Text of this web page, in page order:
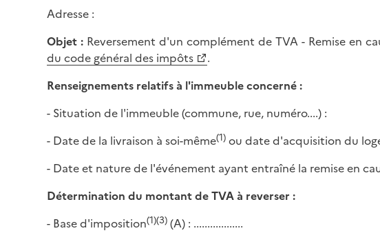
Adresse :
Objet : Reversement d'un complément de TVA - Remise en
du code général des impôts
.
Renseignements relatifs à l'immeuble concerné :
- Situation de l'immeuble (commune, rue, numéro....) :
- Date de la livraison à soi-même(1) ou date d'acquisition du
- Date et nature de l'événement ayant entraîné la remise en
Détermination du montant de TVA à reverser :
- Base d'imposition(1)(3) (A) : ..................